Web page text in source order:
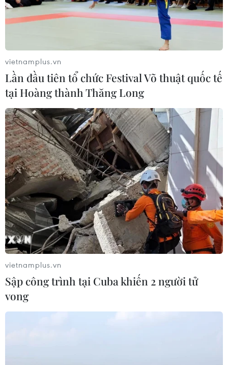
cuộc họp kín đầu tiên tại bang Iowa
05/01/2024 02:03
Tại buổi họp kín, các thành viên đảng Cộng hòa ở bang
Iowa sẽ đến các khu bầu cử địa phương, lắng nghe bài
phát biểu của các đại diện chiến dịch và viết ra tên các
ứng cử viên ưa thích của họ.
vietnamplus.vn
Lần đầu tiên tổ chức Festival Võ thuật quốc tế
tại Hoàng thành Thăng Long
vietnamplus.vn
Sập công trình tại Cuba khiến 2 người tử
vong